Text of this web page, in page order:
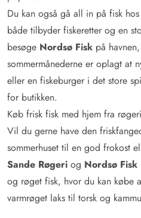
Du kan også gå all in på fisk hos
både tilbyder fiskeretter og en
besøge Nordsø Fisk på
sommermånederne er oplagt at
eller en fiskeburger i det store
for butikken.
Køb frisk fisk med hjem fra
Vil du gerne have den
sommerhuset til en god frokost
Sande Røgeri og Nordsø Fisk
og røget fisk, hvor du kan købe
varmrøget laks til torsk og